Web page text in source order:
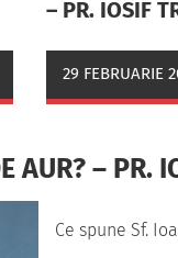
– PR. IOSIF
29 FEBRUARIE
AUR? – PR.
Ce spune Sf.